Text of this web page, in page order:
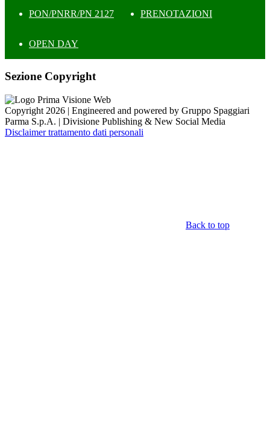
PON/PNRR/PN 2127 PRENOTAZIONI
OPEN DAY
Sezione Copyright
Copyright 2026 | Engineered and powered by Gruppo Spaggiari
Parma S.p.A. | Divisione Publishing & New Social Media
Disclaimer trattamento dati personali
Back to top